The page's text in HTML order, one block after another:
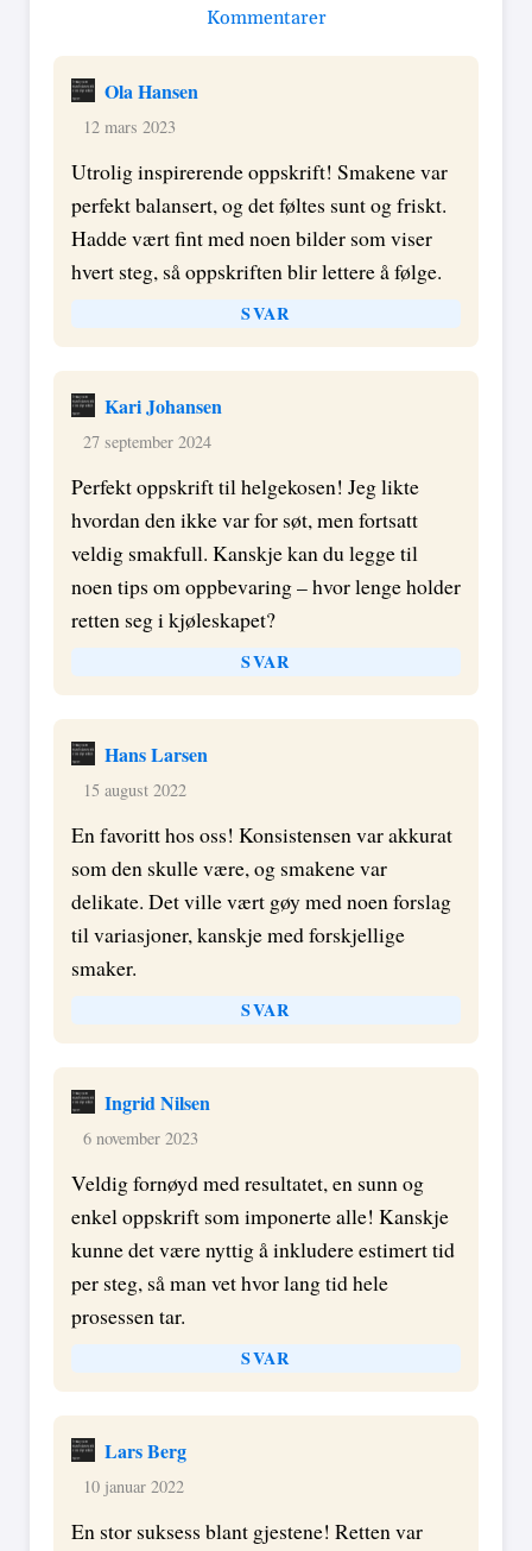
Kommentarer
Ola Hansen
12 mars 2023
Utrolig inspirerende oppskrift! Smakene var
perfekt balansert, og det føltes sunt og friskt.
Hadde vært fint med noen bilder som viser
hvert steg, så oppskriften blir lettere å følge.
SVAR
Kari Johansen
27 september 2024
Perfekt oppskrift til helgekosen! Jeg likte
hvordan den ikke var for søt, men fortsatt
veldig smakfull. Kanskje kan du legge til
noen tips om oppbevaring – hvor lenge holder
retten seg i kjøleskapet?
SVAR
Hans Larsen
15 august 2022
En favoritt hos oss! Konsistensen var akkurat
som den skulle være, og smakene var
delikate. Det ville vært gøy med noen forslag
til variasjoner, kanskje med forskjellige
smaker.
SVAR
Ingrid Nilsen
6 november 2023
Veldig fornøyd med resultatet, en sunn og
enkel oppskrift som imponerte alle! Kanskje
kunne det være nyttig å inkludere estimert tid
per steg, så man vet hvor lang tid hele
prosessen tar.
SVAR
Lars Berg
10 januar 2022
En stor suksess blant gjestene! Retten var